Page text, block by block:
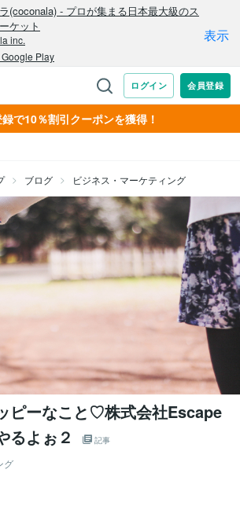
で10％割引クーポンを獲得！
ブログ ビジネス・マーケティング
ピーなこと♡株式会社Escape
るよぉ２
記事
グ